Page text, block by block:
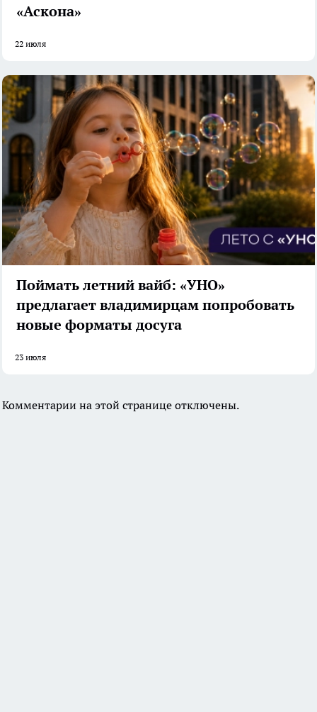
«Аскона»
22 июля
Поймать летний вайб: «УНО»
предлагает владимирцам попробовать
новые форматы досуга
23 июля
Комментарии на этой странице отключены.